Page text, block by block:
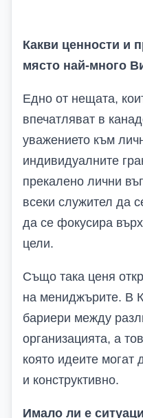
Какви ценности и
място най-много
Едно от нещата,
впечатляват в
уважението към
индивидуалните
прекалено лични
всеки служител да
да се фокусира
цели.
Също така ценя
на мениджърите. В
бариери между
организацията, а
която идеите могат
и конструктивно.
Имало ли е